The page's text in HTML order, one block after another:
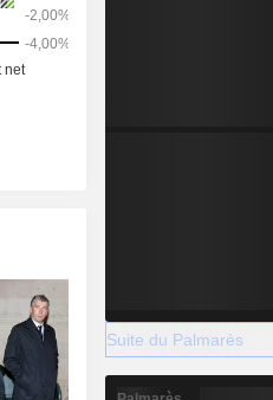
Suite du Palmarès